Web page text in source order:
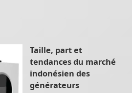
Taille, part et
tendances du marché
indonésien des
générateurs